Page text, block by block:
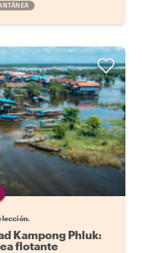
Kampong Phluk:
flotante